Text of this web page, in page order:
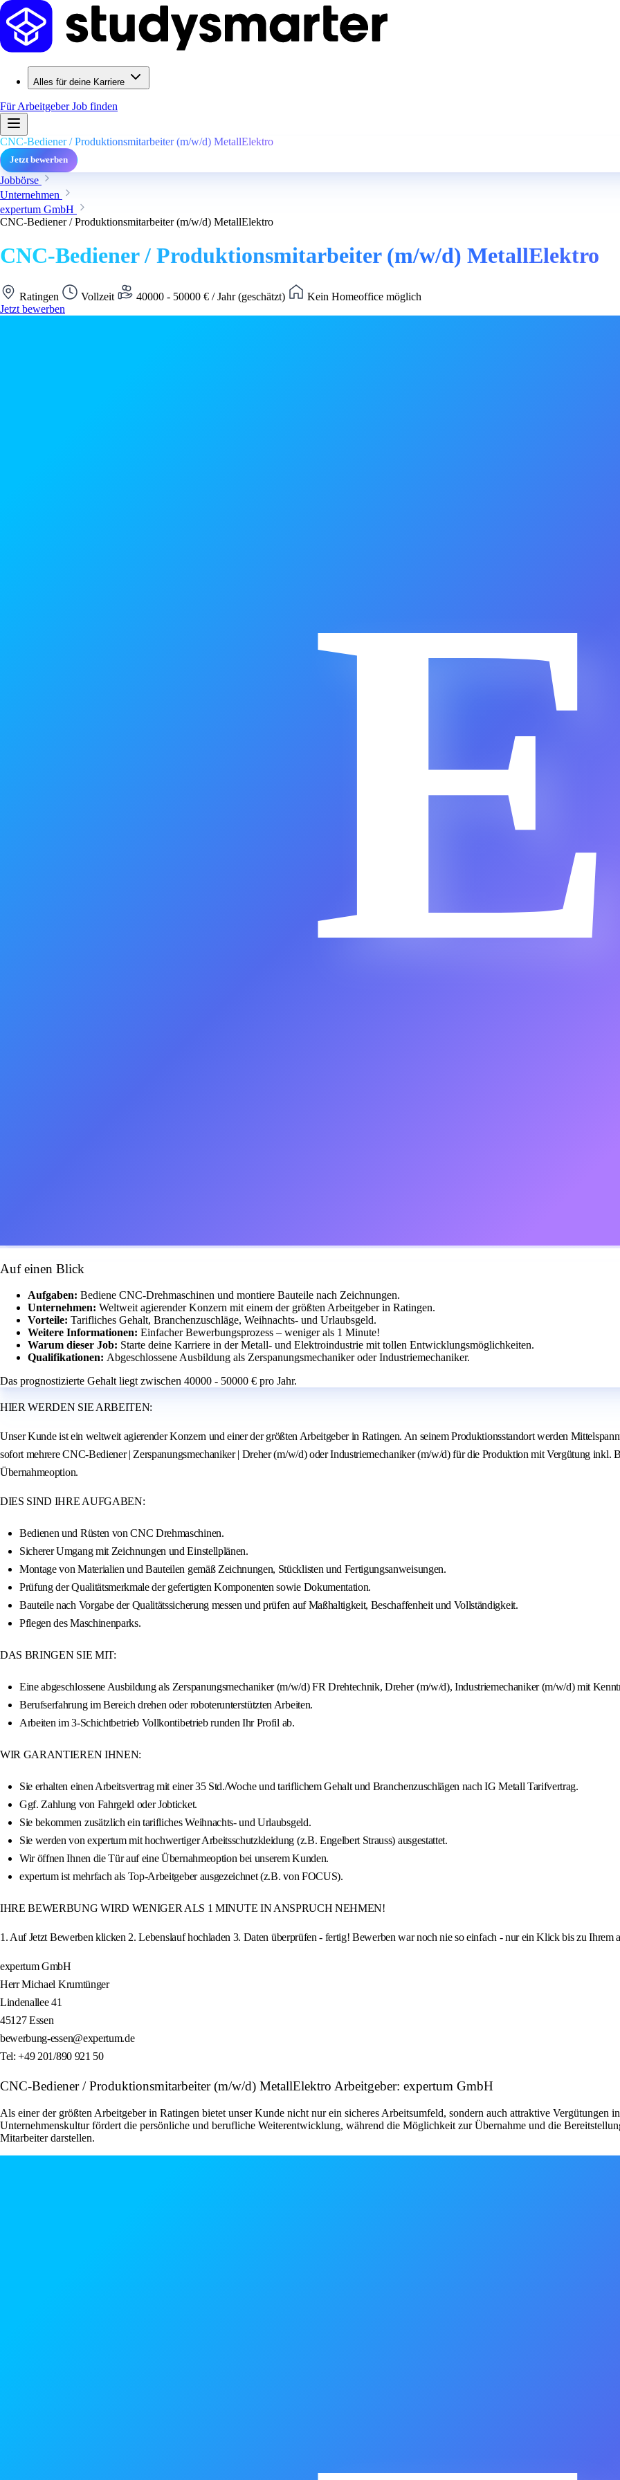
Alles für deine Karriere
Für ArbeitgeberJob finden
CNC-Bediener / Produktionsmitarbeiter (m/w/d) MetallElektro
Jetzt bewerben
Jobbörse
Unternehmen
expertum GmbH
CNC-Bediener / Produktionsmitarbeiter (m/w/d) MetallElektro
CNC-Bediener / Produktionsmitarbeiter (m/w/d) MetallElektro
Ratingen Vollzeit 40000 - 50000 € / Jahr (geschätzt)
Kein Homeoffice möglich
Jetzt bewerben
E
Auf einen Blick
Aufgaben: Bediene CNC-Drehmaschinen und montiere Bauteile nach Zeichnungen.
Unternehmen: Weltweit agierender Konzern mit einem der größten Arbeitgeber in Ratingen.
Vorteile: Tarifliches Gehalt, Branchenzuschläge, Weihnachts- und Urlaubsgeld.
Weitere Informationen: Einfacher Bewerbungsprozess – weniger als 1 Minute!
Warum dieser Job: Starte deine Karriere in der Metall- und Elektroindustrie mit tollen Entwicklungsmöglichkeiten.
Qualifikationen: Abgeschlossene Ausbildung als Zerspanungsmechaniker oder Industriemechaniker.
Das prognostizierte Gehalt liegt zwischen 40000 - 50000 € pro Jahr.
HIER WERDEN SIE ARBEITEN:
Unser Kunde ist ein weltweit agierender Konzern und einer der größten Arbeitgeber in Ratingen. An seinem Produktionsstandort werden
sofort mehrere CNC-Bediener | Zerspanungsmechaniker | Dreher (m/w/d) oder Industriemechaniker (m/w/d) für die Produktion mit Vergütung inkl.
Übernahmeoption.
DIES SIND IHRE AUFGABEN:
Bedienen und Rüsten von CNC Drehmaschinen.
Sicherer Umgang mit Zeichnungen und Einstellplänen.
Montage von Materialien und Bauteilen gemäß Zeichnungen, Stücklisten und Fertigungsanweisungen.
Prüfung der Qualitätsmerkmale der gefertigten Komponenten sowie Dokumentation.
Bauteile nach Vorgabe der Qualitätssicherung messen und prüfen auf Maßhaltigkeit, Beschaffenheit und Vollständigkeit.
Pflegen des Maschinenparks.
DAS BRINGEN SIE MIT:
Eine abgeschlossene Ausbildung als Zerspanungsmechaniker (m/w/d) FR Drehtechnik, Dreher (m/w/d), Industriemechaniker (m/w/d) mit
Berufserfahrung im Bereich drehen oder roboterunterstützten Arbeiten.
Arbeiten im 3-Schichtbetrieb Vollkontibetrieb runden Ihr Profil ab.
WIR GARANTIEREN IHNEN:
Sie erhalten einen Arbeitsvertrag mit einer 35 Std./Woche und tariflichem Gehalt und Branchenzuschlägen nach IG Metall Tarifvertrag.
Ggf. Zahlung von Fahrgeld oder Jobticket.
Sie bekommen zusätzlich ein tarifliches Weihnachts- und Urlaubsgeld.
Sie werden von expertum mit hochwertiger Arbeitsschutzkleidung (z.B. Engelbert Strauss) ausgestattet.
Wir öffnen Ihnen die Tür auf eine Übernahmeoption bei unserem Kunden.
expertum ist mehrfach als Top-Arbeitgeber ausgezeichnet (z.B. von FOCUS).
IHRE BEWERBUNG WIRD WENIGER ALS 1 MINUTE IN ANSPRUCH NEHMEN!
1. Auf Jetzt Bewerben klicken 2. Lebenslauf hochladen 3. Daten überprüfen - fertig! Bewerben war noch nie so einfach - nur ein Klick bis zu Ihrem
expertum GmbH
Herr Michael Krumtünger
Lindenallee 41
45127 Essen
bewerbung-essen@expertum.de
Tel: +49 201/890 921 50
CNC-Bediener / Produktionsmitarbeiter (m/w/d) MetallElektro Arbeitgeber: expertum GmbH
Als einer der größten Arbeitgeber in Ratingen bietet unser Kunde nicht nur ein sicheres Arbeitsumfeld, sondern auch attraktive
Unternehmenskultur fördert die persönliche und berufliche Weiterentwicklung, während die Möglichkeit zur Übernahme und die
Mitarbeiter darstellen.